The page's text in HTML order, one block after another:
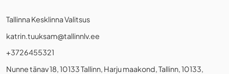
Tallinna Kesklinna Valitsus
katrin.tuuksam@tallinnlv.ee
+3726455321
Nunne tänav 18, 10133 Tallinn, Harju maakond, Tallinn, 10133,